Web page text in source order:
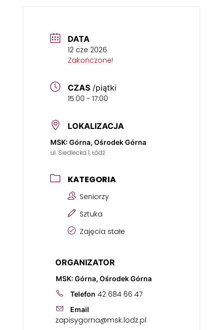
DATA
12 cze 2026
Zakończone!
CZAS /piątki
15:00 - 17:00
LOKALIZACJA
MSK: Górna, Ośrodek Górna
ul. Siedlecka 1, Łódź
KATEGORIA
Seniorzy
Sztuka
Zajęcia stałe
ORGANIZATOR
MSK: Górna, Ośrodek Górna
Telefon 42 684 66 47
Email
zapisygorna@msk.lodz.pl